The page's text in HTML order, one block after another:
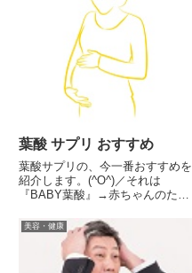
葉酸 サプリ おすすめ
葉酸サプリの、今一番おすすめを
紹介します。(^O^)／それは
『BABY葉酸』→赤ちゃんのため
は妊活サプリとして大人気です。
(*^▽^*)どの葉酸がいいか？決め
られなかったり、葉酸を探してい
る人におすすのポイ...
美容・健康